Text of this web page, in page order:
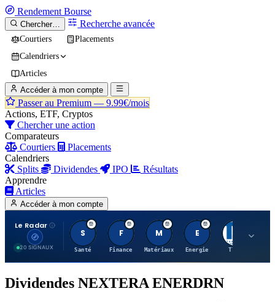
Rendement Bourse
Chercher… Recherche avancée
Courtiers
Placements
Calendriers
Articles
Accéder à mon compte
Passer au Premium — 9.99€/mois
Actions, ETF, Cryptos
Chercher une action
Comparateurs
Courtiers
Placements
Calendriers
Splits
Dividendes IPO
Résultats
Apprendre
Articles
Accéder à mon compte
Le Radar
20 SIGNAUX
S
Santé
F
Finance
M
Matériaux
E
Energie TTWO
Dividendes NEXTERA ENERDRN